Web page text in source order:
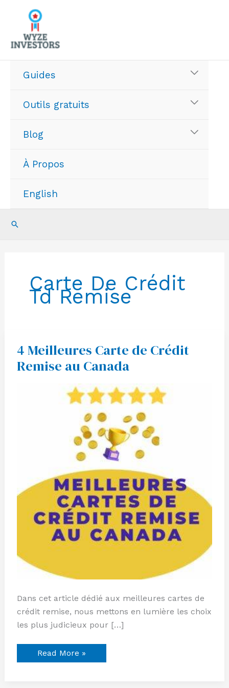
contenu
Guides
Outils gratuits
Blog
À Propos
English
Recherche
Carte De Crédit
Td Remise
4 Meilleures Carte de Crédit
Remise au Canada
Dans cet article dédié aux meilleures cartes de
crédit remise, nous mettons en lumière les choix
les plus judicieux pour […]
4
Meilleures
Carte
de
Read More »